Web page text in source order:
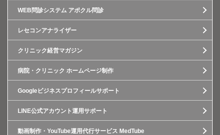
WEB問診システム アポクル問診
レセコンアナライザー
クリニック経営マガジン
病院・クリニック ホームページ制作
Googleビジネスプロフィールサポート
LINE公式アカウント運用サポート
動画制作・YouTube運用代行サービス MedTube